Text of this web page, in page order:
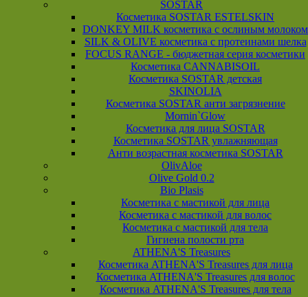
SOSTAR
Косметика SOSTAR ESTELSKIN
DONKEY MILK косметика с ослиным молоком
SILK & OLIVE косметика с протеинами шелка
FOCUS RANGE - бюджетная серия косметики
Косметика CANNABISOIL
Косметика SOSTAR детская
SKINOLIA
Косметика SOSTAR анти загрязнение
Mornin`Glow
Косметика для лица SOSTAR
Косметика SOSTAR увлажняющая
Анти возрастная косметика SOSTAR
OlivAloe
Olive Gold 0.2
Bio Plasis
Косметика с мастикой для лица
Косметика с мастикой для волос
Косметика с мастикой для тела
Гигиена полости рта
ATHENA'S Treasures
Косметика ATHENA'S Treasures для лица
Косметика ATHENA'S Treasures для волос
Косметика ATHENA'S Treasures для тела